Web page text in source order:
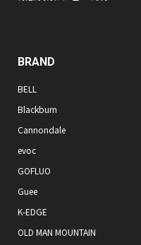
BRAND
BELL
Blackburn
Cannondale
evoc
GOFLUO
Guee
K-EDGE
OLD MAN MOUNTAIN